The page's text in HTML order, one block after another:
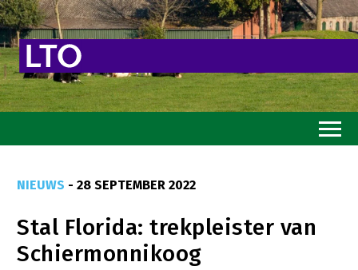
Goed eten
Mooi groen
NIEUWS - 28 SEPTEMBER 2022
Stal Florida: trekpleister van
Schiermonnikoog